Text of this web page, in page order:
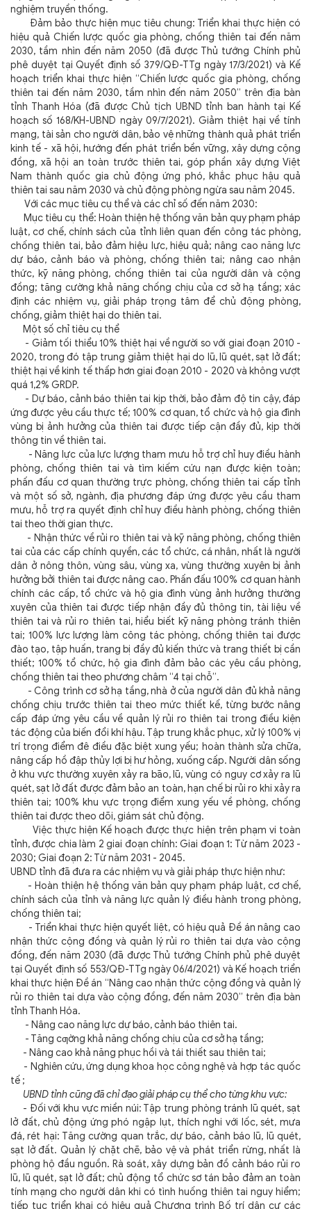
nghiệm truyền thống.
Đảm bảo thực hiện mục tiêu chung: Triển khai thực hiện có
hiệu quả Chiến lược quốc gia phòng, chống thiên tai đến năm
2030, tầm nhìn đến năm 2050 (đã được Thủ tướng Chính phủ
phê duyệt tại Quyết định số 379/QĐ-TTg ngày 17/3/2021) và Kế
hoạch triển khai thực hiện “Chiến lược quốc gia phòng, chống
thiên tai đến năm 2030, tầm nhìn đến năm 2050” trên địa bàn
tỉnh Thanh Hóa (đã được Chủ tịch UBND tỉnh ban hành tại Kế
hoạch số 168/KH-UBND ngày 09/7/2021). Giảm thiệt hại về tính
mạng, tài sản cho người dân, bảo vệ những thành quả phát triển
kinh tế - xã hội, hướng đến phát triển bền vững, xây dựng cộng
đồng, xã hội an toàn trước thiên tai, góp phần xây dựng Việt
Nam thành quốc gia chủ động ứng phó, khắc phục hậu quả
thiên tai sau năm 2030 và chủ động phòng ngừa sau năm 2045.
Với các mục tiêu cụ thể và các chỉ số đến năm 2030:
Mục tiêu cụ thể: Hoàn thiện hệ thống văn bản quy phạm pháp
luật, cơ chế, chính sách của tỉnh liên quan đến công tác phòng,
chống thiên tai, bảo đảm hiệu lực, hiệu quả; nâng cao năng lực
dự báo, cảnh báo và phòng, chống thiên tai; nâng cao nhận
thức, kỹ năng phòng, chống thiên tai của người dân và cộng
đồng; tăng cường khả năng chống chịu của cơ sở hạ tầng; xác
định các nhiệm vụ, giải pháp trọng tâm để chủ động phòng,
chống, giảm thiệt hại do thiên tai.
Một số chỉ tiêu cụ thể
- Giảm tối thiểu 10% thiệt hại về người so với giai đoạn 2010 -
2020, trong đó tập trung giảm thiệt hại do lũ, lũ quét, sạt lở đất;
thiệt hại về kinh tế thấp hơn giai đoạn 2010 - 2020 và không vượt
quá 1,2% GRDP.
- Dự báo, cảnh báo thiên tai kịp thời, bảo đảm độ tin cậy, đáp
ứng được yêu cầu thực tế; 100% cơ quan, tổ chức và hộ gia đình
vùng bị ảnh hưởng của thiên tai được tiếp cận đầy đủ, kịp thời
thông tin về thiên tai.
- Năng lực của lực lượng tham mưu hỗ trợ chỉ huy điều hành
phòng, chống thiên tai và tìm kiếm cứu nạn được kiện toàn;
phấn đấu cơ quan thường trực phòng, chống thiên tai cấp tỉnh
và một số sở, ngành, địa phương đáp ứng được yêu cầu tham
mưu, hỗ trợ ra quyết định chỉ huy điều hành phòng, chống thiên
tai theo thời gian thực.
- Nhận thức về rủi ro thiên tai và kỹ năng phòng, chống thiên
tai của các cấp chính quyền, các tổ chức, cá nhân, nhất là người
dân ở nông thôn, vùng sâu, vùng xa, vùng thường xuyên bị ảnh
hưởng bởi thiên tai được nâng cao. Phấn đấu 100% cơ quan hành
chính các cấp, tổ chức và hộ gia đình vùng ảnh hưởng thường
xuyên của thiên tai được tiếp nhận đầy đủ thông tin, tài liệu về
thiên tai và rủi ro thiên tai, hiểu biết kỹ năng phòng tránh thiên
tai; 100% lực lượng làm công tác phòng, chống thiên tai được
đào tạo, tập huấn, trang bị đầy đủ kiến thức và trang thiết bị cần
thiết; 100% tổ chức, hộ gia đình đảm bảo các yêu cầu phòng,
chống thiên tai theo phương châm “4 tại chỗ”.
- Công trình cơ sở hạ tầng, nhà ở của người dân đủ khả năng
chống chịu trước thiên tai theo mức thiết kế, từng bước nâng
cấp đáp ứng yêu cầu về quản lý rủi ro thiên tai trong điều kiện
tác động của biến đổi khí hậu. Tập trung khắc phục, xử lý 100% vị
trí trọng điểm đê điều đặc biệt xung yếu; hoàn thành sửa chữa,
nâng cấp hồ đập thủy lợi bị hư hỏng, xuống cấp. Người dân sống
ở khu vực thường xuyên xảy ra bão, lũ, vùng có nguy cơ xảy ra lũ
quét, sạt lở đất được đảm bảo an toàn, hạn chế bị rủi ro khi xảy ra
thiên tai; 100% khu vực trọng điểm xung yếu về phòng, chống
thiên tai được theo dõi, giám sát chủ động.
Việc thực hiện Kế hoạch được thực hiện trên phạm vi toàn
tỉnh, được chia làm 2 giai đoạn chính: Giai đoạn 1: Từ năm 2023 -
2030; Giai đoạn 2: Từ năm 2031 - 2045.
UBND tỉnh đã đưa ra các nhiệm vụ và giải pháp thực hiện như:
- Hoàn thiện hệ thống văn bản quy phạm pháp luật, cơ chế,
chính sách của tỉnh và năng lực quản lý điều hành trong phòng,
chống thiên tai;
- Triển khai thực hiện quyết liệt, có hiệu quả Đề án nâng cao
nhận thức cộng đồng và quản lý rủi ro thiên tai dựa vào cộng
đồng, đến năm 2030 (đã được Thủ tướng Chính phủ phê duyệt
tại Quyết định số 553/QĐ-TTg ngày 06/4/2021) và Kế hoạch triển
khai thực hiện Đề án “Nâng cao nhận thức cộng đồng và quản lý
rủi ro thiên tai dựa vào cộng đồng, đến năm 2030” trên địa bàn
tỉnh Thanh Hóa.
- Nâng cao năng lực dự báo, cảnh báo thiên tai.
- Tăng cƣờng khả năng chống chịu của cơ sở hạ tầng;
- Nâng cao khả năng phục hồi và tái thiết sau thiên tai;
- Nghiên cứu, ứng dụng khoa học công nghệ và hợp tác quốc
tế ;
UBND tỉnh cũng đã chỉ đạo giải pháp cụ thể cho từng khu vực:
- Đối với khu vực miền núi: Tập trung phòng tránh lũ quét, sạt
lở đất, chủ động ứng phó ngập lụt, thích nghi với lốc, sét, mưa
đá, rét hại: Tăng cường quan trắc, dự báo, cảnh báo lũ, lũ quét,
sạt lở đất. Quản lý chặt chẽ, bảo vệ và phát triển rừng, nhất là
phòng hộ đầu nguồn. Rà soát, xây dựng bản đồ cảnh báo rủi ro
lũ, lũ quét, sạt lở đất; chủ động tổ chức sơ tán bảo đảm an toàn
tính mạng cho người dân khi có tình huống thiên tai nguy hiểm;
tiếp tục triển khai có hiệu quả Chương trình Bố trí dân cư các